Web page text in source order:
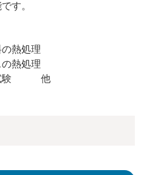
す。
熱処理
熱処理
試験 他